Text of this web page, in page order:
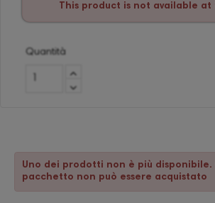
This product is not available at
Quantità
Uno dei prodotti non è più disponibile.
pacchetto non può essere acquistato